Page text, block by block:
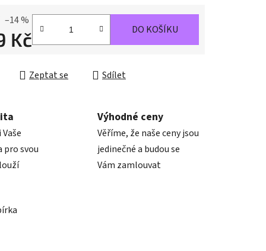
–14 %
Kč DO KOŠÍKU
Zeptat se Sdílet
pro svou
Výhodné ceny
Věříme, že naše ceny jsou
jedinečné a budou se
Vám zamlouvat